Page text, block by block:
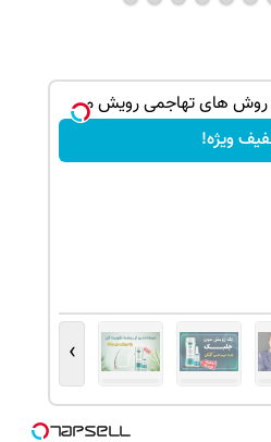
روش های تهاجمی رویش مو
ویژه!
›